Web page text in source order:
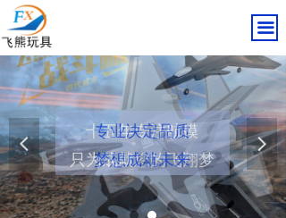
끀
专业决定品质
梦想成就未来
十五年专注航模
只为成就您的飞翔梦
넳 넲